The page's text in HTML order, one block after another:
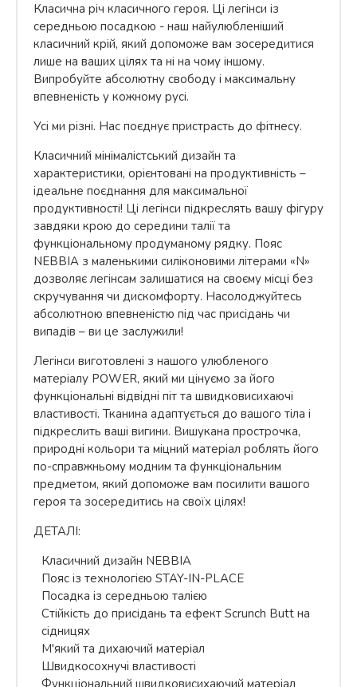
Класична річ класичного героя. Ці легінси із
середньою посадкою - наш найулюбленіший
класичний крій, який допоможе вам зосередитися
лише на ваших цілях та ні на чому іншому.
Випробуйте абсолютну свободу і максимальну
впевненість у кожному русі.
Усі ми різні. Нас поєднує пристрасть до фітнесу.
Класичний мінімалістський дизайн та
характеристики, орієнтовані на продуктивність –
ідеальне поєднання для максимальної
продуктивності! Ці легінси підкреслять вашу фігуру
завдяки крою до середини талії та
функціональному продуманому рядку. Пояс
NEBBIA з маленькими силіконовими літерами «N»
дозволяє легінсам залишатися на своєму місці без
скручування чи дискомфорту. Насолоджуйтесь
абсолютною впевненістю під час присідань чи
випадів – ви це заслужили!
Легінси виготовлені з нашого улюбленого
матеріалу POWER, який ми цінуємо за його
функціональні відвідні піт та швидковисихаючі
властивості. Тканина адаптується до вашого тіла і
підкреслить ваші вигини. Вишукана прострочка,
природні кольори та міцний матеріал роблять його
по-справжньому модним та функціональним
предметом, який допоможе вам посилити вашого
героя та зосередитись на своїх цілях!
ДЕТАЛІ:
Класичний дизайн NEBBIA
Пояс із технологією STAY-IN-PLACE
Посадка із середньою талією
Стійкість до присідань та ефект Scrunch Butt на
сідницях
М'який та дихаючий матеріал
Швидкосохнучі властивості